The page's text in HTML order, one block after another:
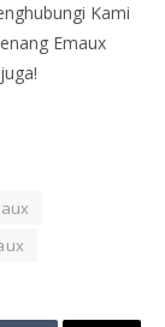
Kami
Emaux